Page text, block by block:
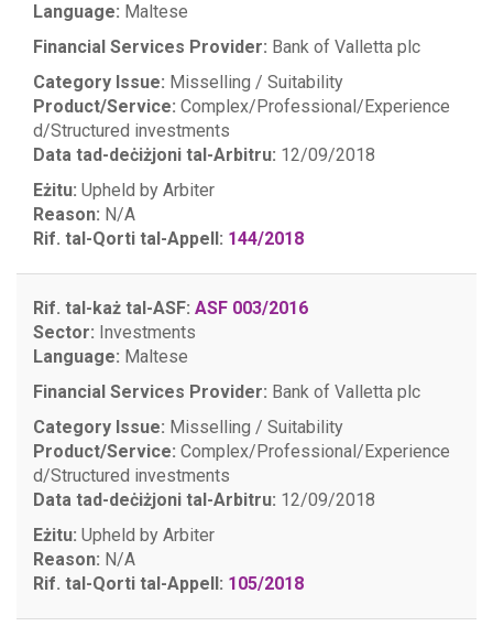
Language: Maltese
Financial Services Provider: Bank of Valletta plc
Category Issue: Misselling / Suitability
Product/Service: Complex/Professional/Experience
d/Structured investments
Data tad-deċiżjoni tal-Arbitru: 12/09/2018
Eżitu: Upheld by Arbiter
Reason: N/A
Rif. tal-Qorti tal-Appell: 144/2018
Rif. tal-każ tal-ASF: ASF 003/2016
Sector: Investments
Language: Maltese
Financial Services Provider: Bank of Valletta plc
Category Issue: Misselling / Suitability
Product/Service: Complex/Professional/Experience
d/Structured investments
Data tad-deċiżjoni tal-Arbitru: 12/09/2018
Eżitu: Upheld by Arbiter
Reason: N/A
Rif. tal-Qorti tal-Appell: 105/2018